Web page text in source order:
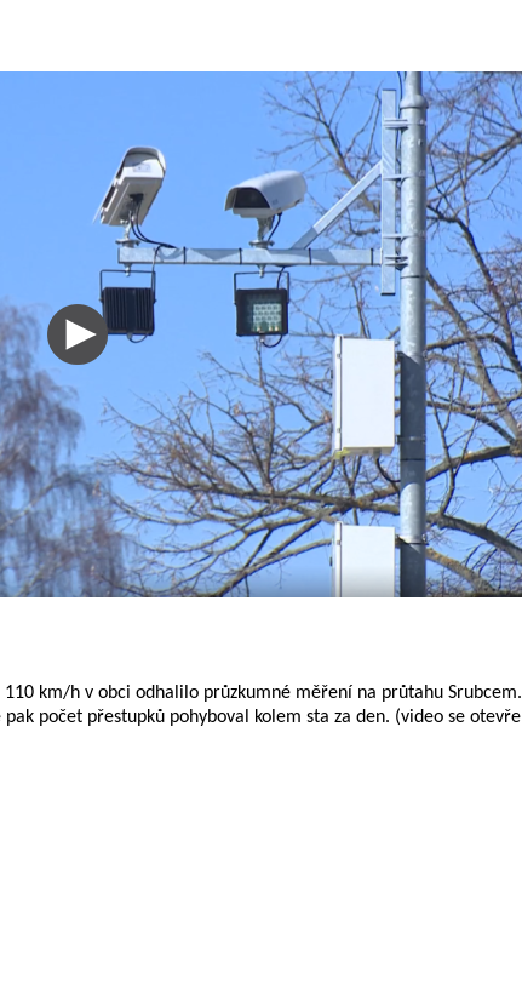
km/h v obci odhalilo průzkumné měření na průtahu Srubcem.
počet přestupků pohyboval kolem sta za den. (video se otevře